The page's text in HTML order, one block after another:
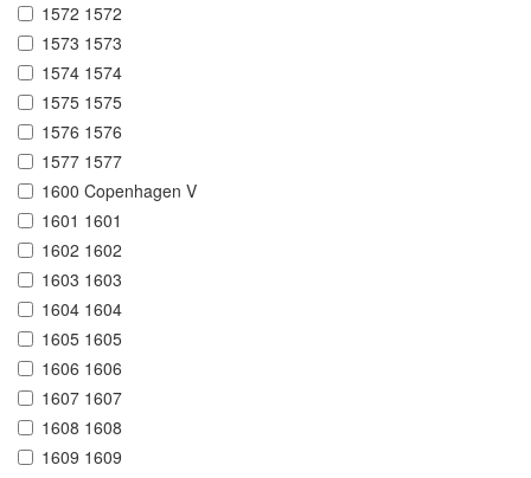
1572 1572
1573 1573
1574 1574
1575 1575
1576 1576
1577 1577
1600 Copenhagen V
1601 1601
1602 1602
1603 1603
1604 1604
1605 1605
1606 1606
1607 1607
1608 1608
1609 1609